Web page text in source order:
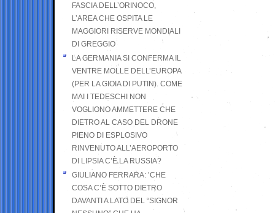
FASCIA DELL’ORINOCO,
L’AREA CHE OSPITA LE
MAGGIORI RISERVE MONDIALI
DI GREGGIO
LA GERMANIA SI CONFERMA IL
VENTRE MOLLE DELL’EUROPA
(PER LA GIOIA DI PUTIN). COME
MAI I TEDESCHI NON
VOGLIONO AMMETTERE CHE
DIETRO AL CASO DEL DRONE
PIENO DI ESPLOSIVO
RINVENUTO ALL’AEROPORTO
DI LIPSIA C’È LA RUSSIA?
GIULIANO FERRARA: ’CHE
COSA C’È SOTTO DIETRO
DAVANTI A LATO DEL “SIGNOR